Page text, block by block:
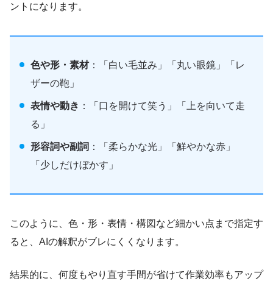
ントになります。
色や形・素材：「白い毛並み」「丸い眼鏡」「レ
ザーの鞄」
表情や動き ：「口を開けて笑う」「上を向いて走
る」
形容詞や副詞 ：「柔らかな光」「鮮やかな赤」
「少しだけぼかす」
このように、色・形・表情・構図など細かい点まで指定す
ると、AIの解釈がブレにくくなります。
結果的に、何度もやり直す手間が省けて作業効率もアップ